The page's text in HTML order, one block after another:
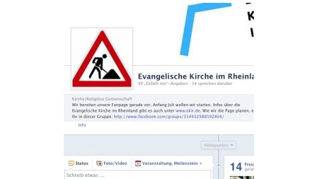
Impressum/Datenschutz
TwitterRSSInstagramFacebookpinterest
flickr500px